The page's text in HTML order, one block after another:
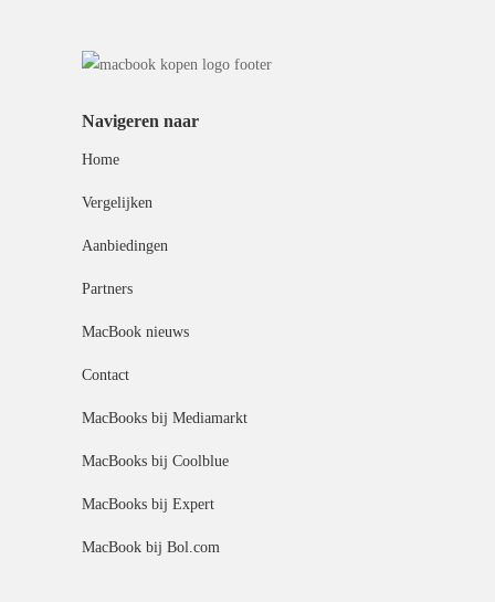
Navigeren naar
Home
Vergelijken
Aanbiedingen
Partners
MacBook nieuws
Contact
MacBooks bij Mediamarkt
MacBooks bij Coolblue
MacBooks bij Expert
MacBook bij Bol.com